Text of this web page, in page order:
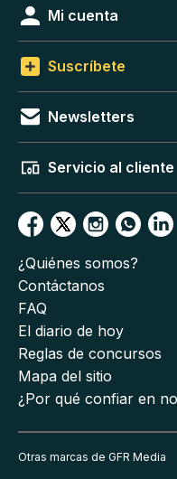
Mi cuenta
Suscríbete
Newsletters
Servicio al cliente
¿Quiénes somos?
Contáctanos
FAQ
El diario de hoy
Reglas de concursos
Mapa del sitio
¿Por qué confiar en
Otras marcas de GFR Media